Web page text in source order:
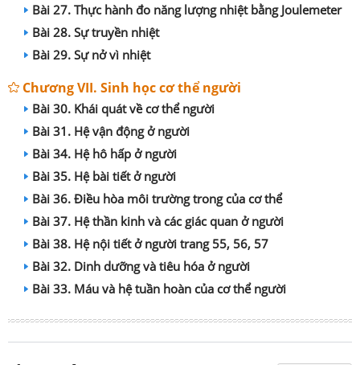
Bài 27. Thực hành đo năng lượng nhiệt bằng Joulemeter
Bài 28. Sự truyền nhiệt
Bài 29. Sự nở vì nhiệt
Chương VII. Sinh học cơ thể người
Bài 30. Khái quát về cơ thể người
Bài 31. Hệ vận động ở người
Bài 34. Hệ hô hấp ở người
Bài 35. Hệ bài tiết ở người
Bài 36. Điều hòa môi trường trong của cơ thể
Bài 37. Hệ thần kinh và các giác quan ở người
Bài 38. Hệ nội tiết ở người trang 55, 56, 57
Bài 32. Dinh dưỡng và tiêu hóa ở người
Bài 33. Máu và hệ tuần hoàn của cơ thể người